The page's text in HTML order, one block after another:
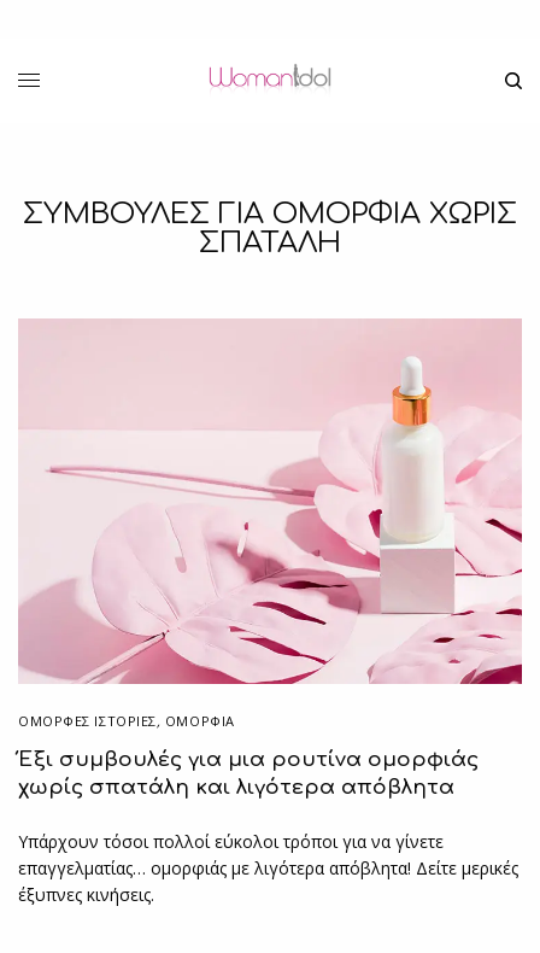
ΣΥΜΒΟΥΛΕΣ ΓΙΑ ΟΜΟΡΦΙΑ ΧΩΡΙΣ
ΣΠΑΤΑΛΗ
ΌΜΟΡΦΕΣ ΙΣΤΟΡΊΕΣ, ΟΜΟΡΦΙΑ
Έξι συμβουλές για μια ρουτίνα ομορφιάς
χωρίς σπατάλη και λιγότερα απόβλητα
Υπάρχουν τόσοι πολλοί εύκολοι τρόποι για να γίνετε
επαγγελματίας… ομορφιάς με λιγότερα απόβλητα! Δείτε μερικές
έξυπνες κινήσεις.